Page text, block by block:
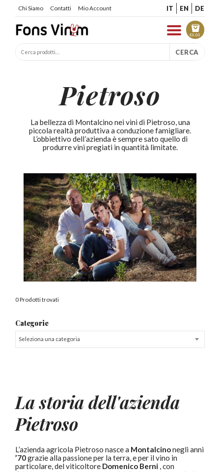
Chi Siamo Contatti Mio Account IT EN DE
€0.00
CERCA
Pietroso
La bellezza di Montalcino nei vini di Pietroso, una
piccola realtà produttiva a conduzione famigliare.
L’obbiettivo dell’azienda è sempre sato quello di
produrre vini pregiati in quantità limitate.
0 Prodotti trovati
Categorie
Seleziona una categoria
La storia dell'azienda
Pietroso
L’azienda agricola Pietroso nasce a Montalcinonegli anni
’70grazie alla passione per la terra, e per il vino in
particolare, del viticoltore Domenico Berni , con